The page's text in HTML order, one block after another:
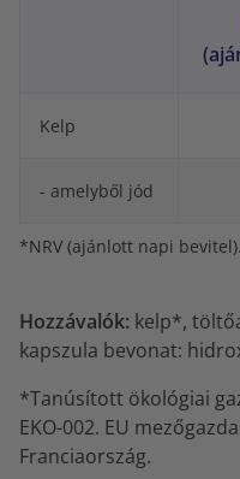
Kelp
- amelyből jód
*NRV (ajánlott napi
Hozzávalók: kelp*,
kapszula bevonat:
*Tanúsított ökológiai
EKO-002. EU
Franciaország.